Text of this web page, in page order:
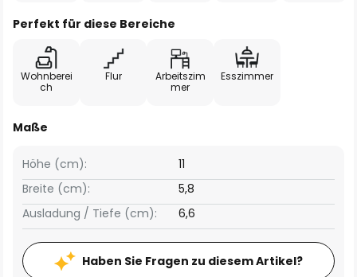
Perfekt für diese Bereiche
Wohnberei
ch
Flur
Arbeitszim
mer
Esszimmer
Maße
Breite (cm): 5,8
Höhe (cm): 11
Ausladung / Tiefe (cm): 6,6
Haben Sie Fragen zu diesem Artikel?